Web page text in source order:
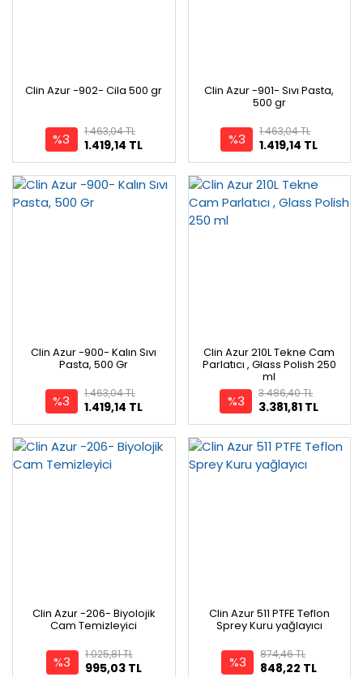
Clin Azur -902- Cila 500 gr
%3 1.419,14 TL
1.463,04 TL
Clin Azur -901- Sıvı Pasta,
500 gr
%3 1.419,14 TL
1.463,04 TL
Clin Azur -900- Kalın Sıvı
Pasta, 500 Gr
%3 1.419,14 TL
1.463,04 TL
Clin Azur 210L Tekne Cam
Parlatıcı , Glass Polish 250
ml
%3 3.381,81 TL
3.486,40 TL
Clin Azur -206- Biyolojik
Cam Temizleyici
%3 995,03 TL
1.025,81 TL
Clin Azur 511 PTFE Teflon
Sprey Kuru yağlayıcı
%3 848,22 TL
874,46 TL